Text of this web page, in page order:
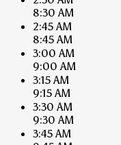
8:30 AM
2:45 AM
8:45 AM
3:00 AM
9:00 AM
3:15 AM
9:15 AM
3:30 AM
9:30 AM
3:45 AM